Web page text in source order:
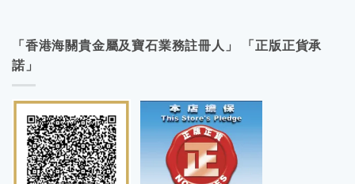
「香港海關貴金屬及寶石業務註冊人」 「正版正貨承
諾」